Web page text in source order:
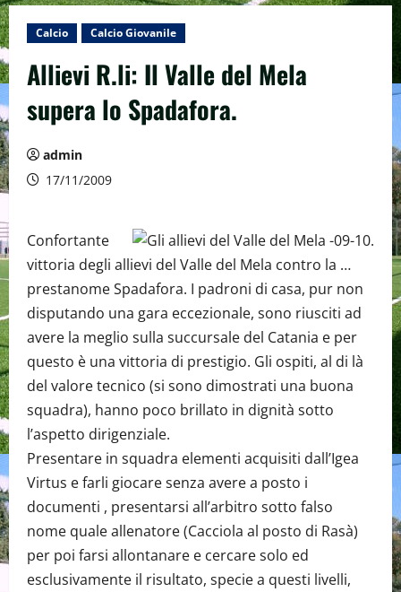
Calcio Calcio Giovanile
Allievi R.li: Il Valle del Mela
supera lo Spadafora.
admin
17/11/2009
Confortante
vittoria degli allievi del Valle del Mela contro la …
prestanome Spadafora. I padroni di casa, pur non
disputando una gara eccezionale, sono riusciti ad
avere la meglio sulla succursale del Catania e per
questo è una vittoria di prestigio. Gli ospiti, al di là
del valore tecnico (si sono dimostrati una buona
squadra), hanno poco brillato in dignità sotto
l’aspetto dirigenziale.
Presentare in squadra elementi acquisiti dall’Igea
Virtus e farli giocare senza avere a posto i
documenti , presentarsi all’arbitro sotto falso
nome quale allenatore (Cacciola al posto di Rasà)
per poi farsi allontanare e cercare solo ed
esclusivamente il risultato, specie a questi livelli,